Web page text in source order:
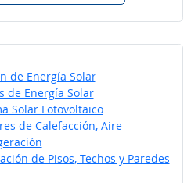
de Energía Solar
de Energía Solar
Solar Fotovoltaico
de Calefacción, Aire
de Pisos, Techos y Paredes